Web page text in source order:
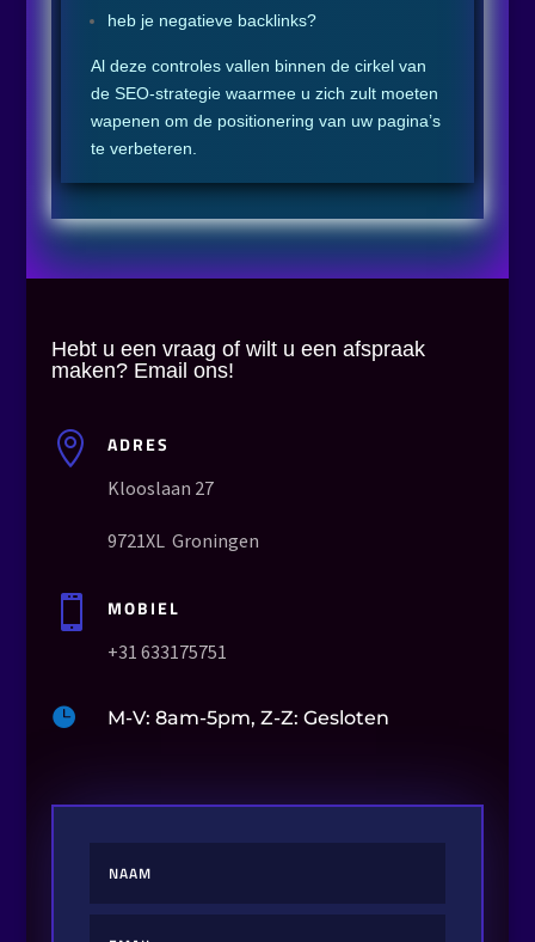
heb je negatieve backlinks?
Al deze controles vallen binnen de cirkel van
de SEO-strategie waarmee u zich zult moeten
wapenen om de positionering van uw pagina’s
te verbeteren.
Hebt u een vraag of wilt u een afspraak
maken? Email ons!
 ADRES
Klooslaan 27
9721XL Groningen
 MOBIEL
+31 633175751
 M-V: 8am-5pm, Z-Z: Gesloten